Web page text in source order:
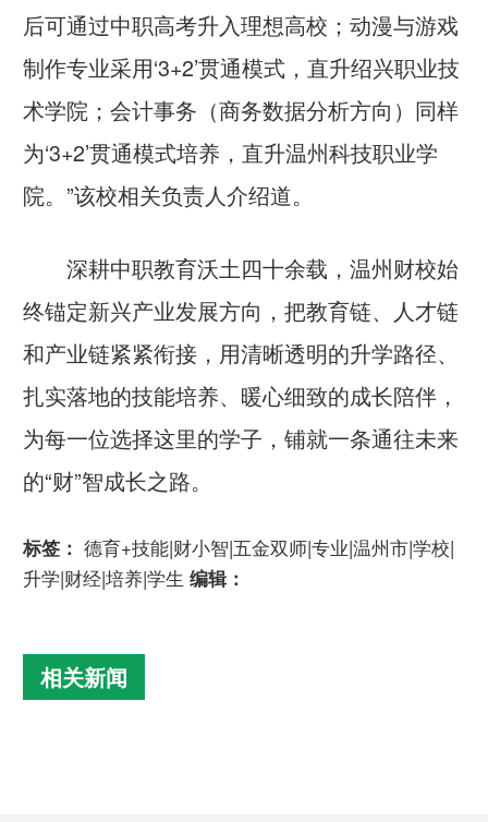
后可通过中职高考升入理想高校；动漫与游戏
制作专业采用‘3+2’贯通模式，直升绍兴职业技
术学院；会计事务（商务数据分析方向）同样
为‘3+2’贯通模式培养，直升温州科技职业学
院。”该校相关负责人介绍道。
深耕中职教育沃土四十余载，温州财校始
终锚定新兴产业发展方向，把教育链、人才链
和产业链紧紧衔接，用清晰透明的升学路径、
扎实落地的技能培养、暖心细致的成长陪伴，
为每一位选择这里的学子，铺就一条通往未来
的“财”智成长之路。
标签： 德育+技能|财小智|五金双师|专业|温州市|学校|
升学|财经|培养|学生 编辑：
相关新闻